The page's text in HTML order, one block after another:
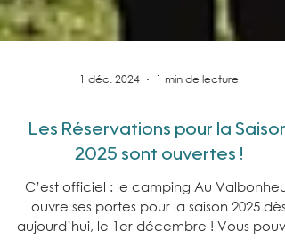
1 déc. 2024 1 min de lecture
Les Réservations pour la Saison
2025 sont ouvertes !